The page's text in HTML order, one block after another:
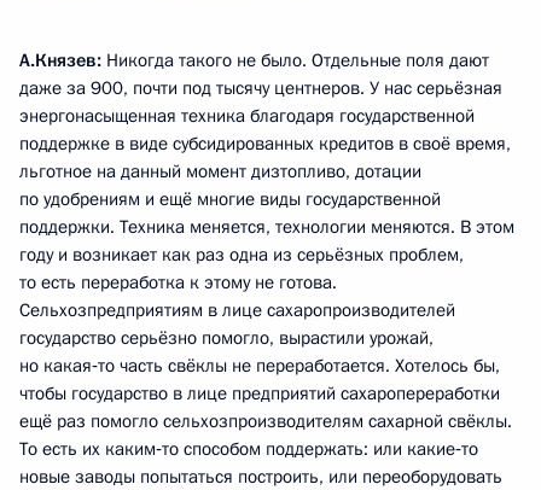
А.Князев: Никогда такого не было. Отдельные поля дают
даже за 900, почти под тысячу центнеров. У нас серьёзная
энергонасыщенная техника благодаря государственной
поддержке в виде субсидированных кредитов в своё время,
льготное на данный момент дизтопливо, дотации
по удобрениям и ещё многие виды государственной
поддержки. Техника меняется, технологии меняются. В этом
году и возникает как раз одна из серьёзных проблем,
то есть переработка к этому не готова.
Сельхозпредприятиям в лице сахаропроизводителей
государство серьёзно помогло, вырастили урожай,
но какая‑то часть свёклы не переработается. Хотелось бы,
чтобы государство в лице предприятий сахаропереработки
ещё раз помогло сельхозпроизводителям сахарной свёклы.
То есть их каким‑то способом поддержать: или какие‑то
новые заводы попытаться построить, или переоборудовать